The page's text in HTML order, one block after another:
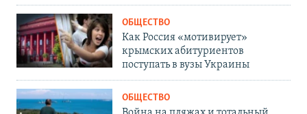
ОБЩЕСТВО
Как Россия «мотивирует»
крымских абитуриентов
поступать в вузы Украины
ОБЩЕСТВО